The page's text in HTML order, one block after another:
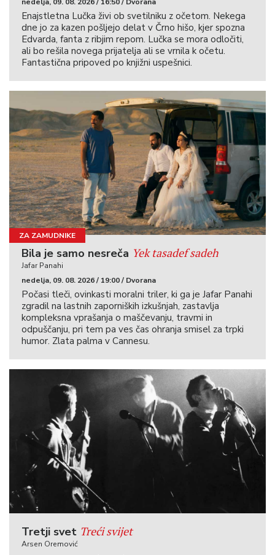
Enajstletna Lučka živi ob svetilniku z očetom. Nekega
dne jo za kazen pošljejo delat v Črno hišo, kjer spozna
Edvarda, fanta z ribjim repom. Lučka se mora odločiti,
ali bo rešila novega prijatelja ali se vrnila k očetu.
Fantastična pripoved po knjižni uspešnici.
ZA ZAMUDNIKE
Bila je samo nesreča Yek tasadef sadeh
Jafar Panahi
nedelja, 09. 08. 2026 / 19:00 / Dvorana
Počasi tleči, ovinkasti moralni triler, ki ga je Jafar Panahi
zgradil na lastnih zaporniških izkušnjah, zastavlja
kompleksna vprašanja o maščevanju, travmi in
odpuščanju, pri tem pa ves čas ohranja smisel za trpki
humor. Zlata palma v Cannesu.
Tretji svet Treći svijet
Arsen Oremović